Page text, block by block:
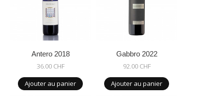
Antero 2018
36.00 CHF
Ajouter au panier
Gabbro 2022
92.00 CHF
Ajouter au panier